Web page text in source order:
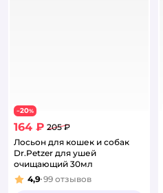
−20%
164 ₽ 205 ₽
Лосьон для кошек и собак
Dr.Petzer для ушей
очищающий 30мл
Рейтинг:
4,9 99 отзывов